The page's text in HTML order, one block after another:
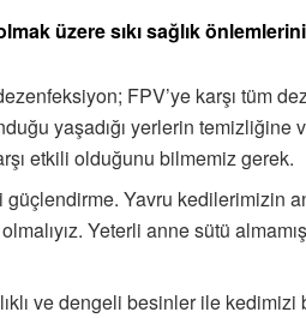
üzere sıkı sağlık
FPV’ye karşı tüm
yaşadığı yerlerin temizliğine
etkili olduğunu bilmemiz gerek.
güçlendirme. Yavru kedilerimizin
Yeterli anne sütü
ve dengeli besinler ile kedimizi